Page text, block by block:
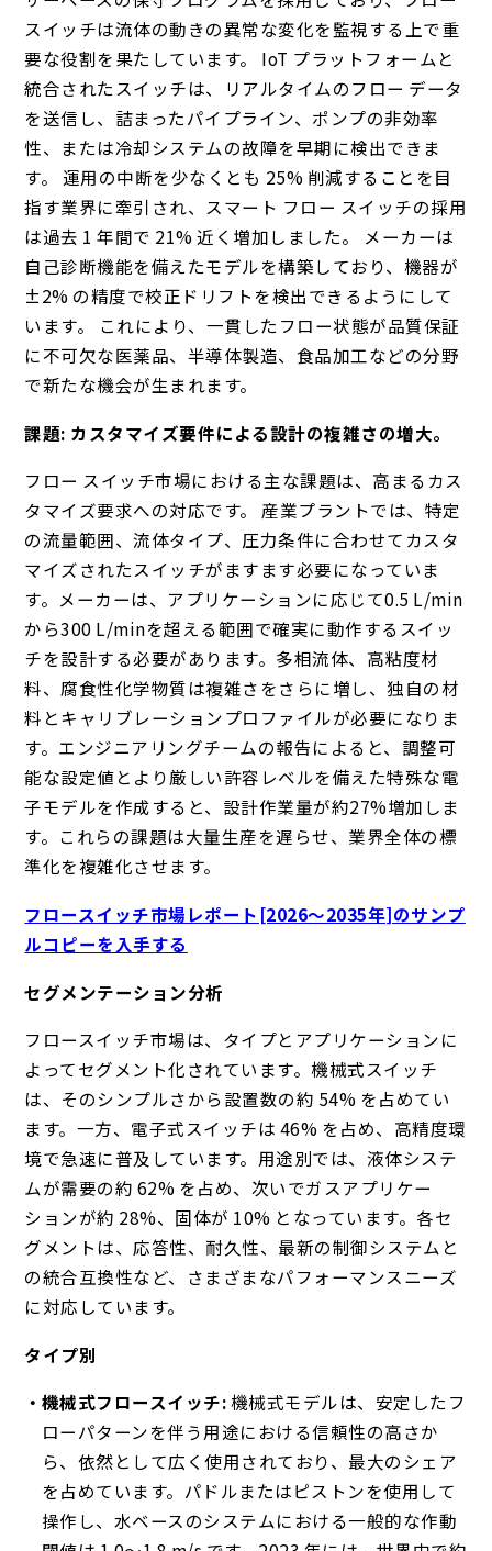
スイッチは流体の動きの異常な変化を監視する上で重
要な役割を果たしています。 IoT プラットフォームと
統合されたスイッチは、リアルタイムのフロー データ
を送信し、詰まったパイプライン、ポンプの非効率
性、または冷却システムの故障を早期に検出できま
す。 運用の中断を少なくとも 25% 削減することを目
指す業界に牽引され、スマート フロー スイッチの採用
は過去 1 年間で 21% 近く増加しました。 メーカーは
自己診断機能を備えたモデルを構築しており、機器が
±2% の精度で校正ドリフトを検出できるようにして
います。 これにより、一貫したフロー状態が品質保証
に不可欠な医薬品、半導体製造、食品加工などの分野
で新たな機会が生まれます。
課題: カスタマイズ要件による設計の複雑さの増大。
フロー スイッチ市場における主な課題は、高まるカス
タマイズ要求への対応です。 産業プラントでは、特定
の流量範囲、流体タイプ、圧力条件に合わせてカスタ
マイズされたスイッチがますます必要になっていま
す。メーカーは、アプリケーションに応じて0.5 L/min
から300 L/minを超える範囲で確実に動作するスイッ
チを設計する必要があります。多相流体、高粘度材
料、腐食性化学物質は複雑さをさらに増し、独自の材
料とキャリブレーションプロファイルが必要になりま
す。エンジニアリングチームの報告によると、調整可
能な設定値とより厳しい許容レベルを備えた特殊な電
子モデルを作成すると、設計作業量が約27%増加しま
す。これらの課題は大量生産を遅らせ、業界全体の標
準化を複雑化させます。
フロースイッチ市場レポート[2026～2035年]のサンプ
ルコピーを入手する
セグメンテーション分析
フロースイッチ市場は、タイプとアプリケーションに
よってセグメント化されています。機械式スイッチ
は、そのシンプルさから設置数の約 54% を占めてい
ます。一方、電子式スイッチは 46% を占め、高精度環
境で急速に普及しています。用途別では、液体システ
ムが需要の約 62% を占め、次いでガスアプリケー
ションが約 28%、固体が 10% となっています。各セ
グメントは、応答性、耐久性、最新の制御システムと
の統合互換性など、さまざまなパフォーマンスニーズ
に対応しています。
タイプ別
機械式フロースイッチ:機械式モデルは、安定したフ
ローパターンを伴う用途における信頼性の高さか
ら、依然として広く使用されており、最大のシェア
を占めています。パドルまたはピストンを使用して
操作し、水ベースのシステムにおける一般的な作動